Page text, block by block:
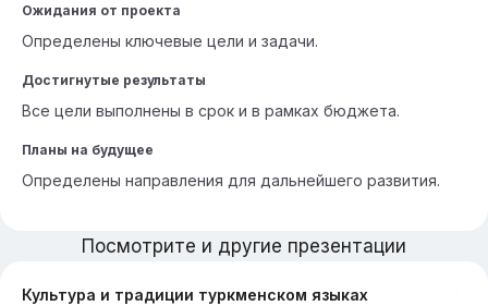
Ожидания от проекта
Определены ключевые цели и задачи.
Достигнутые результаты
Все цели выполнены в срок и в рамках бюджета.
Планы на будущее
Определены направления для дальнейшего развития.
Посмотрите и другие презентации
Культура и традиции туркменском языках